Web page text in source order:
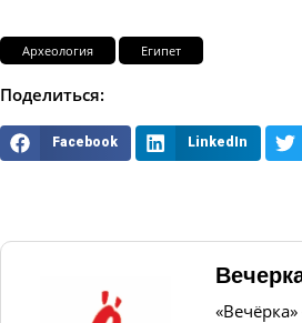
Археология Египет
Поделиться:
Facebook LinkedIn